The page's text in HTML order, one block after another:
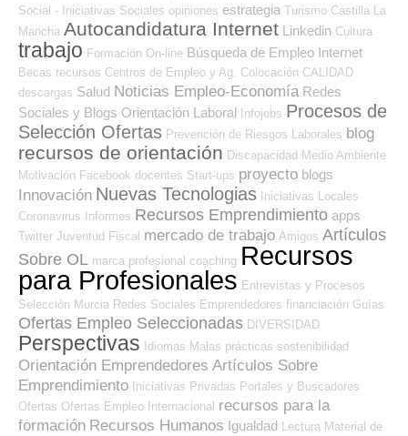
Social - Iniciativas Sociales opiniones estrategia Turismo Castilla La
Mancha Autocandidatura Internet Linkedin Cultura
trabajo Formación On-line Búsqueda de Empleo Internet
Becas recursos Centros de Empleo y Ag. Colocación CALIDAD
descargas Salud Noticias Empleo-Economía Redes
Sociales y Blogs Orientación Laboral Infojobs Procesos de
Selección Ofertas Prevención de Riesgos Laborales blog
recursos de orientación Discapacidad Medio Ambiente
Motivación Facebook docentes Start-ups proyecto blogs
Innovación Nuevas Tecnologias Iniciativas Locales
Coronavirus Informes Recursos Emprendimiento apps
Twitter Juventud Fiscal mercado de trabajo Amigos Artículos
Sobre OL marca profesional coaching Recursos
para Profesionales Entrevistas y Procesos
Selección Murcia Redes Sociales Emprendedores financiación Guías
Ofertas Empleo Seleccionadas DIVERSIDAD
Perspectivas Idiomas Malas prácticas sostenibilidad
Orientación Emprendedores Artículos Sobre
Emprendimiento Iniciativas Privadas Portales y Buscadores
Ofertas Ofertas Empleo Internacional recursos para la
formación Recursos Humanos Igualdad Lectura Material de